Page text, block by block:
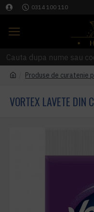
0314 100 110
Produse de curatenie
VORTEX LAVETE DIN